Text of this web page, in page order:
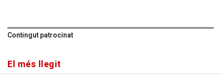
Contingut patrocinat
El més llegit